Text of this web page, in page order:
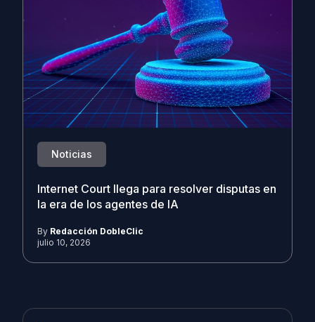
Noticias
Internet Court llega para resolver disputas en
la era de los agentes de IA
By Redacción DobleClic
julio 10, 2026